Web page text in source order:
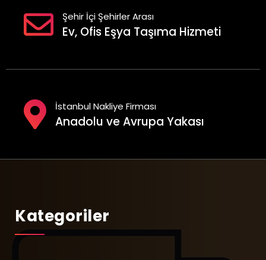
Şehir İçi Şehirler Arası
Ev, Ofis Eşya Taşıma Hizmeti
İstanbul Nakliye Firması
Anadolu ve Avrupa Yakası
Kategoriler